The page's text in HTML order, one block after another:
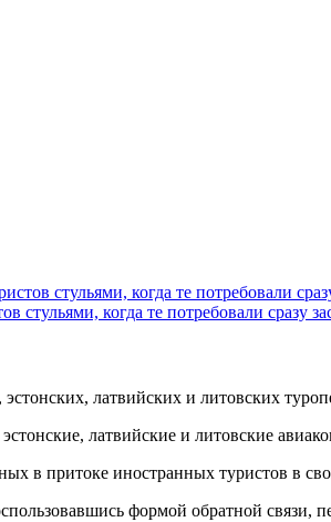
стульями, когда те потребовали
стульями, когда те потребовали сразу
латвийских и литовских
латвийские и литовские
в притоке иностранных туристов в
формой обратной связи,